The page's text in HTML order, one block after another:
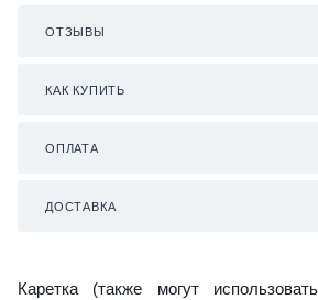
ОТЗЫВЫ
КАК КУПИТЬ
ОПЛАТА
ДОСТАВКА
Каретка (также могут